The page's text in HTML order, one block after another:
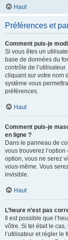
Haut
Préférences et
Comment puis-je
Si vous êtes un
base de données du
contrôle de
cliquant sur votre nom
système vous
préférences.
Haut
Comment puis-je
en ligne ?
Dans le panneau de
vous trouverez
option, vous ne serez
vous-même. Vous
invisible.
Haut
L’heure n’est pas
Il est possible que
vôtre. Si tel était le
l’utilisateur et régler